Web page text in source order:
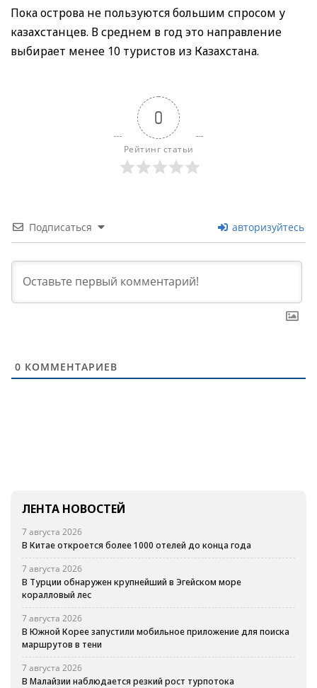
Пока острова не пользуются большим спросом у
казахстанцев. В среднем в год это направление
выбирает менее 10 туристов из Казахстана.
0
Рейтинг статьи
Подписаться авторизуйтесь
0 КОММЕНТАРИЕВ
ЛЕНТА НОВОСТЕЙ
7 августа 2026
В Китае откроется более 1000 отелей до конца года
7 августа 2026
В Турции обнаружен крупнейший в Эгейском море
коралловый лес
7 августа 2026
В Южной Корее запустили мобильное приложение для поиска
маршрутов в тени
7 августа 2026
В Малайзии наблюдается резкий рост турпотока